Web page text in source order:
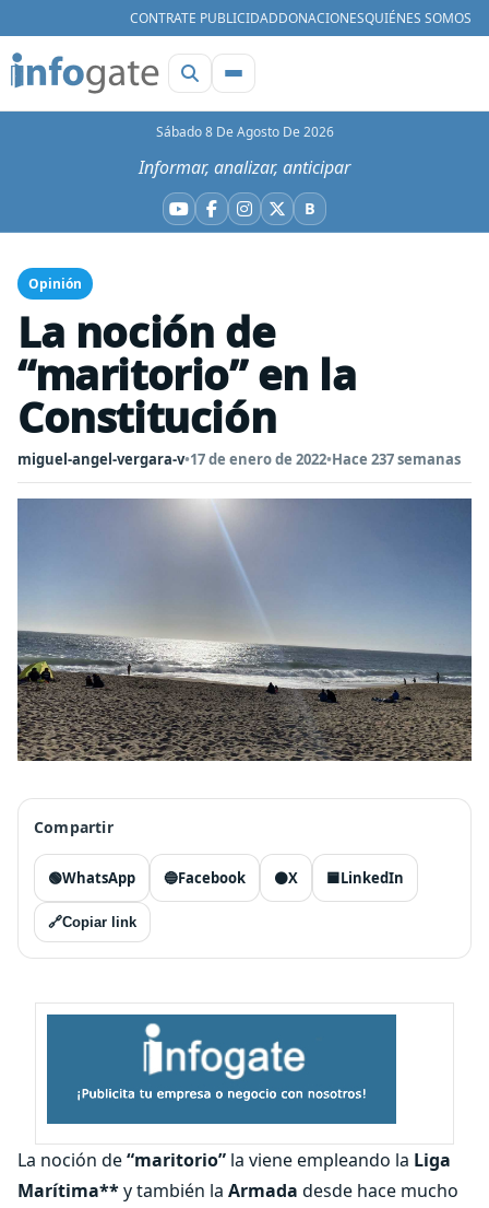
CONTRATE PUBLICIDADDONACIONESQUIÉNES SOMOS
Sábado 8 De Agosto De 2026
Informar, analizar, anticipar
YouTube
Facebook
Instagram
X BBluesky
Opinión
La noción de
“maritorio” en la
Constitución
miguel-angel-vergara-v•17 de enero de 2022•Hace 237 semanas
Compartir
🟢WhatsApp 🔵Facebook ⚫X 🟦LinkedIn
🔗Copiar link
La noción de“maritorio” la viene empleando la Liga
Marítima**y también la Armada desde hace mucho